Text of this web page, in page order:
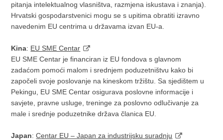
pitanja intelektualnog vlasništva, razmjena iskustava i znanja).
Hrvatski gospodarstvenici mogu se s upitima obratiti izravno
navedenim EU centrima u državama izvan EU-a.
Kina: EU SME Centar
EU SME Centar je financiran iz EU fondova s glavnom
zadaćom pomoći malom i srednjem poduzetništvu kako bi
započeli svoje poslovanje na kineskom tržištu. Sa sjedištem u
Pekingu, EU SME Centar osigurava poslovne informacije i
savjete, pravne usluge, treninge za poslovno odlučivanje za
male i srednje poduzetnike država članica EU.
Japan:Centar EU – Japan za industrijsku suradnju